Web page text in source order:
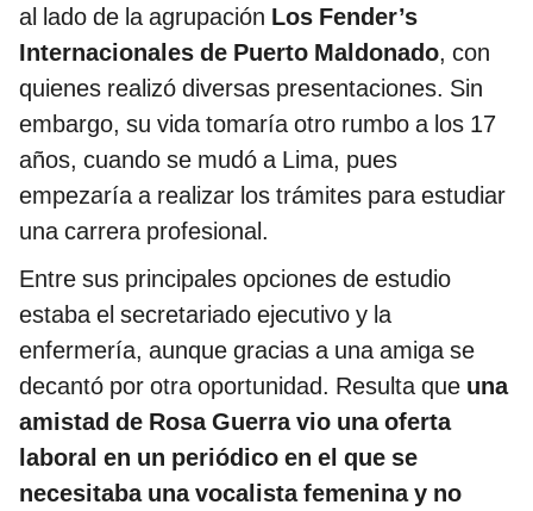
al lado de la agrupación Los Fender’s
Internacionales de Puerto Maldonado, con
quienes realizó diversas presentaciones. Sin
embargo, su vida tomaría otro rumbo a los 17
años, cuando se mudó a Lima, pues
empezaría a realizar los trámites para estudiar
una carrera profesional.
Entre sus principales opciones de estudio
estaba el secretariado ejecutivo y la
enfermería, aunque gracias a una amiga se
decantó por otra oportunidad. Resulta que una
amistad de Rosa Guerra vio una oferta
laboral en un periódico en el que se
necesitaba una vocalista femenina y no